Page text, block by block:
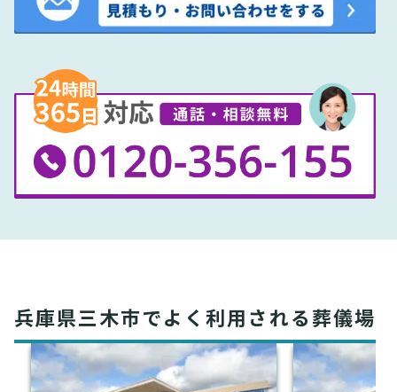
兵庫県三木市でよく利用される葬儀場